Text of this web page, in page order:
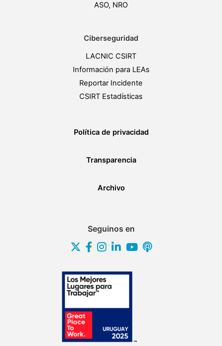
ASO, NRO
Ciberseguridad
LACNIC CSIRT
Información para LEAs
Reportar Incidente
CSIRT Estadísticas
Política de privacidad
Transparencia
Archivo
Seguinos en